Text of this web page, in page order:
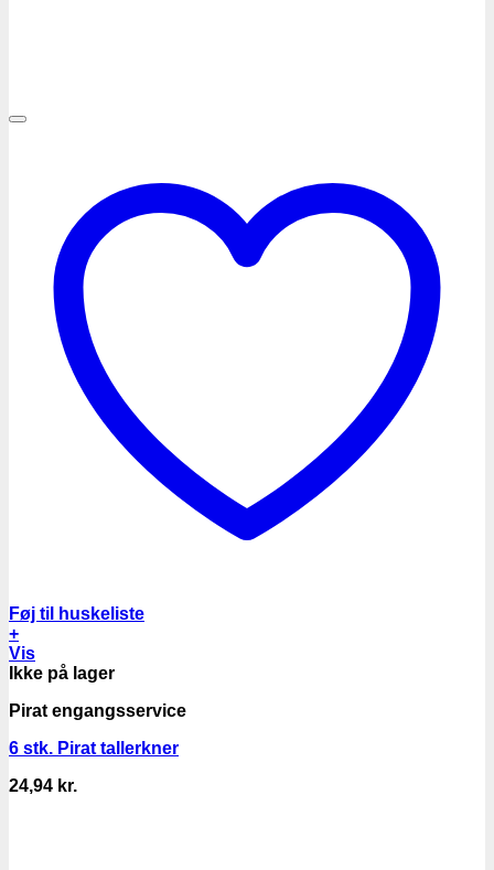
Føj til huskeliste
+
Vis
Ikke på lager
Pirat engangsservice
6 stk. Pirat tallerkner
24,94 kr.